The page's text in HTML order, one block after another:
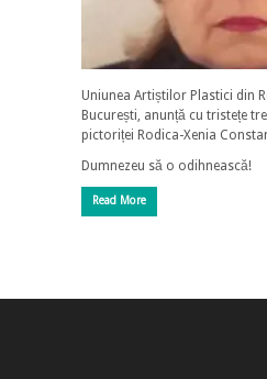
Uniunea Artiștilor Plastici din
București, anunță cu tristețe
pictoriței Rodica-Xenia
Dumnezeu să o odihnească!
Read More